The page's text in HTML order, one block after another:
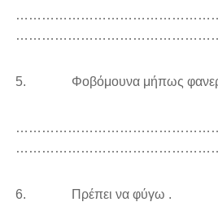
5. Φοβόμουνα μήπως
6. Πρέπει να φύγω .